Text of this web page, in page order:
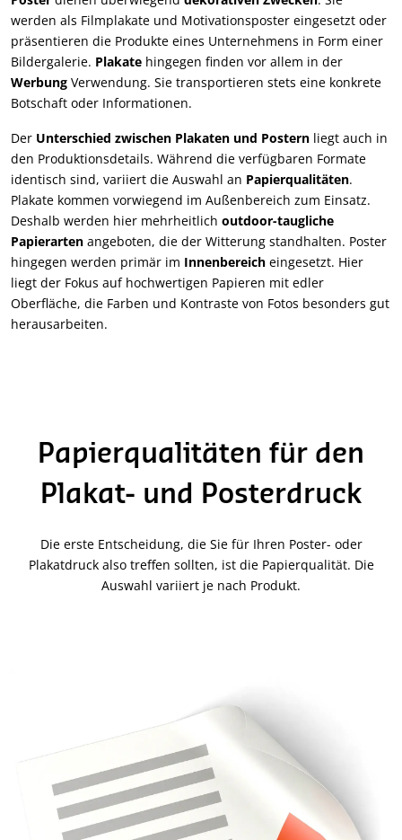
werden als Filmplakate und Motivationsposter eingesetzt oder
präsentieren die Produkte eines Unternehmens in Form einer
Bildergalerie. Plakate hingegen finden vor allem in der
Werbung Verwendung. Sie transportieren stets eine konkrete
Botschaft oder Informationen.
Der Unterschied zwischen Plakaten und Postern liegt auch in
den Produktionsdetails. Während die verfügbaren Formate
identisch sind, variiert die Auswahl an Papierqualitäten.
Plakate kommen vorwiegend im Außenbereich zum Einsatz.
Deshalb werden hier mehrheitlich outdoor-taugliche
Papierarten angeboten, die der Witterung standhalten. Poster
hingegen werden primär im Innenbereich eingesetzt. Hier
liegt der Fokus auf hochwertigen Papieren mit edler
Oberfläche, die Farben und Kontraste von Fotos besonders gut
herausarbeiten.
Papierqualitäten für den
Plakat- und Posterdruck
Die erste Entscheidung, die Sie für Ihren Poster- oder
Plakatdruck also treffen sollten, ist die Papierqualität. Die
Auswahl variiert je nach Produkt.